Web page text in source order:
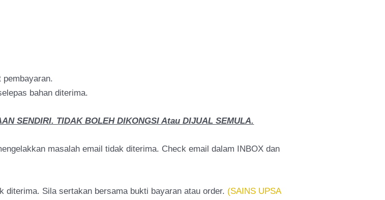
pembayaran.
bahan diterima.
SENDIRI. TIDAK BOLEH DIKONGSI Atau DIJUAL SEMULA.
masalah email tidak diterima. Check email dalam INBOX dan
diterima. Sila sertakan bersama bukti bayaran atau order. (SAINS UPSA